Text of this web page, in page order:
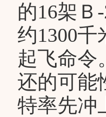
的16架Ｂ
约1300
起飞命令
还的可能
特率先冲